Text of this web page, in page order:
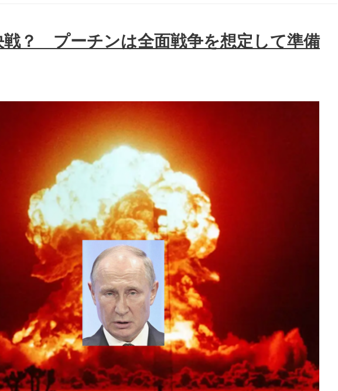
戦？ プーチンは全面戦争を想定して準備